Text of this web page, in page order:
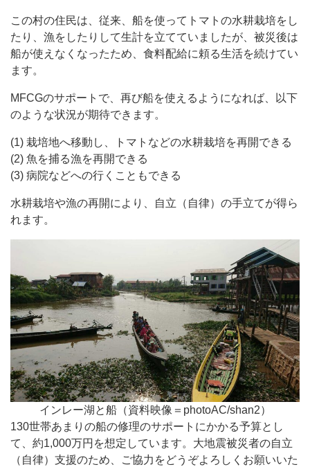
この村の住民は、従来、船を使ってトマトの水耕栽培をし
たり、漁をしたりして生計を立てていましたが、被災後は
船が使えなくなったため、食料配給に頼る生活を続けてい
ます。
MFCGのサポートで、再び船を使えるようになれば、以下
のような状況が期待できます。
(1) 栽培地へ移動し、トマトなどの水耕栽培を再開できる
(2) 魚を捕る漁を再開できる
(3) 病院などへの行くこともできる
水耕栽培や漁の再開により、自立（自律）の手立てが得ら
れます。
インレー湖と船（資料映像＝photoAC/shan2）
130世帯あまりの船の修理のサポートにかかる予算とし
て、約1,000万円を想定しています。大地震被災者の自立
（自律）支援のため、ご協力をどうぞよろしくお願いいた